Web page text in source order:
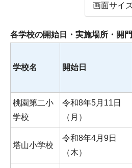
画面サイ
各学校の開始日・実施場所・開
学校名 開始日
桃園第二小
学校
令和8年5月11日
（月）
塔山小学校
令和8年4月9日
（木）